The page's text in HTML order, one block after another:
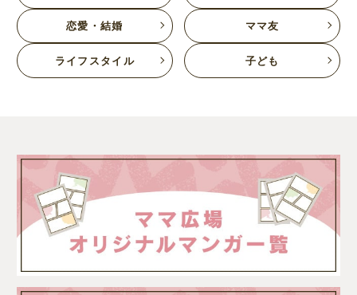
恋愛・結婚 ママ友
ライフスタイル 子ども